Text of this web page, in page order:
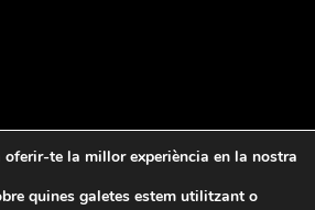
Ascensors Sigma
te la millor experiència en la nostra
quines galetes estem utilitzant o